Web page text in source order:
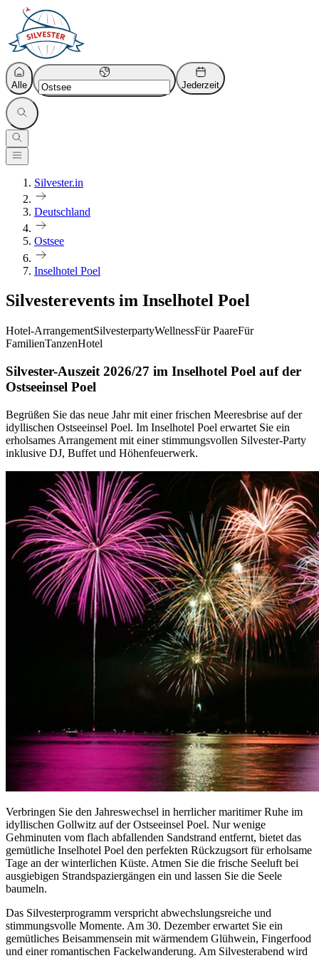
Alle Jederzeit
Silvester.in
Deutschland
Ostsee
Inselhotel Poel
Silvesterevents im Inselhotel Poel
Hotel-ArrangementSilvesterpartyWellnessFür PaareFür
FamilienTanzenHotel
Silvester-Auszeit 2026/27 im Inselhotel Poel auf der
Ostseeinsel Poel
Begrüßen Sie das neue Jahr mit einer frischen Meeresbrise auf der
idyllischen Ostseeinsel Poel. Im Inselhotel Poel erwartet Sie ein
erholsames Arrangement mit einer stimmungsvollen Silvester-Party
inklusive DJ, Buffet und Höhenfeuerwerk.
Verbringen Sie den Jahreswechsel in herrlicher maritimer Ruhe im
idyllischen Gollwitz auf der Ostseeinsel Poel. Nur wenige
Gehminuten vom flach abfallenden Sandstrand entfernt, bietet das
gemütliche Inselhotel Poel den perfekten Rückzugsort für erholsame
Tage an der winterlichen Küste. Atmen Sie die frische Seeluft bei
ausgiebigen Strandspaziergängen ein und lassen Sie die Seele
baumeln.
Das Silvesterprogramm verspricht abwechslungsreiche und
stimmungsvolle Momente. Am 30. Dezember erwartet Sie ein
gemütliches Beisammensein mit wärmendem Glühwein, Fingerfood
und einer romantischen Fackelwanderung. Am Silvesterabend wird